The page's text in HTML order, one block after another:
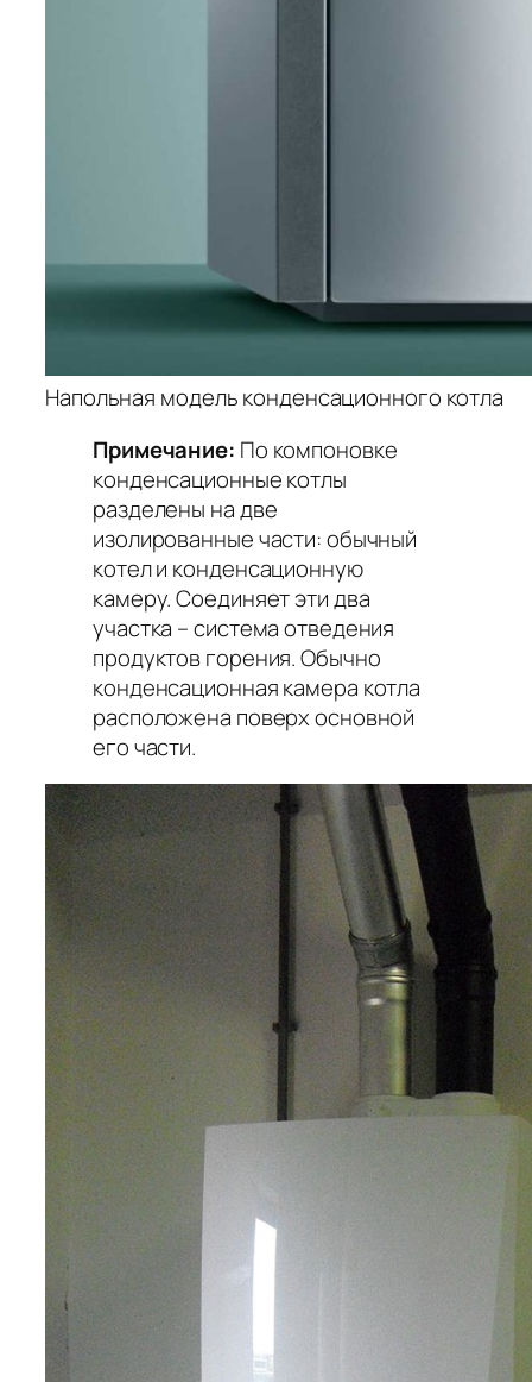
Напольная модель конденсационного котла
Примечание: По компоновке
конденсационные котлы
разделены на две
изолированные части: обычный
котел и конденсационную
камеру. Соединяет эти два
участка – система отведения
продуктов горения. Обычно
конденсационная камера котла
расположена поверх основной
его части.